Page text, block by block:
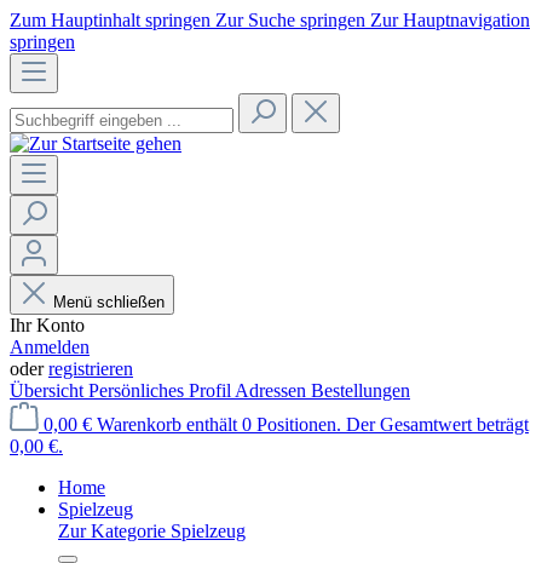
Zum Hauptinhalt springen Zur Suche springen Zur Hauptnavigation
springen
Menü schließen
Ihr Konto
Anmelden
oderregistrieren
Übersicht Persönliches Profil Adressen Bestellungen
0,00 € Warenkorb enthält 0 Positionen. Der Gesamtwert beträgt
0,00 €.
Home
Spielzeug
Zur Kategorie Spielzeug